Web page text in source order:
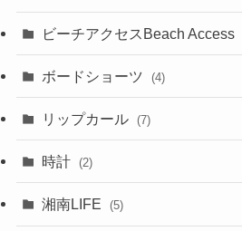
ビーチアクセスBeach Access
ボードショーツ (4)
リップカール (7)
時計 (2)
湘南LIFE (5)